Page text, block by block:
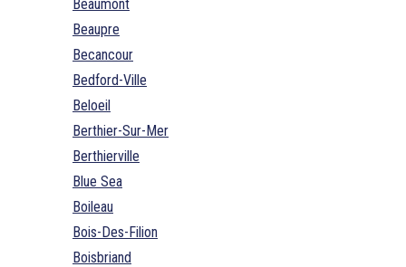
Beaumont
Beaupre
Becancour
Bedford-Ville
Beloeil
Berthier-Sur-Mer
Berthierville
Blue Sea
Boileau
Bois-Des-Filion
Boisbriand